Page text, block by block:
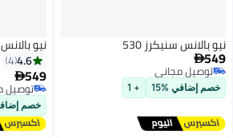
530
+ 1
نيو بالانس حذاء رياضي 327
توصيل مجاني
توصيل مجاني
خصم إضافي %15 + 1